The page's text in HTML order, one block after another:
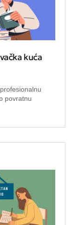
kuća
povratnu